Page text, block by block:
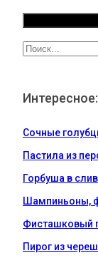
Интересное:
Сочные
Пастила из
Горбуша в
Шампиньоны,
Фисташковый
Пирог из